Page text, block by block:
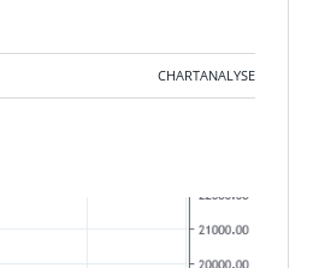
CHARTANALYSE